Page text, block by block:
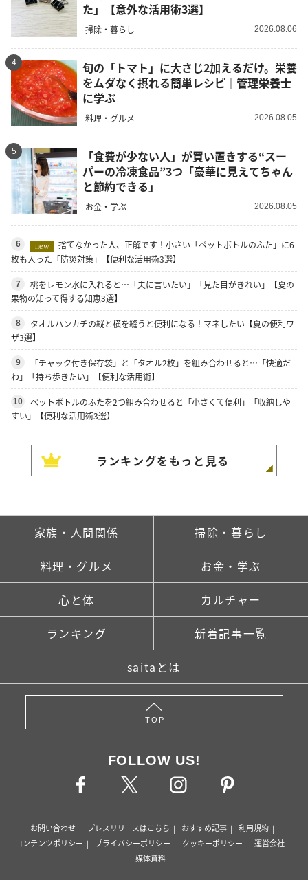
た」【意外な活用術3選】
掃除・暮らし 2026.08.06
4
旬の「トマト」に大さじ2加えるだけ。栄養
をムダなく摂れる簡単レシピ｜管理栄養士
に学ぶ
料理・グルメ 2026.08.05
5
「食費が少ない人」が買い置きする“スー
パーの冷凍食品”3つ「豪華に見えてちゃん
と節約できる」
お金・学ぶ 2026.08.05
6 new
捨てなかった人、正解です！小さい「ペットボトルのふた」に6
枚も入った「防災対策」【便利な活用術3選】
7
桃をレモン水に入れると…「夫に言いたい」「見た目がきれい」【夏の
果物の知って得する知恵3選】
8
タオルハンカチの縦と横を縫うと便利になる！マネしたい【夏の便利ワ
ザ3選】
9
「チャック付き保存袋」と「タオル2枚」を組み合わせると…「快適だ
わ」「持ち歩きたい」【便利な活用術】
10
ペットボトルのふたを2つ組み合わせると「小さくて便利」「収納しや
すい」【便利な活用術3選】
ランキングをもっと見る
家族・人間関係 掃除・暮らし
料理・グルメ お金・学ぶ
心と体 カルチャー
ランキング 新着記事一覧
saitaとは
TOP
FOLLOW US!
お問い合わせ プレスリリースはこちら おすすめ記事
利用規約
コンテンツポリシー
プライバシーポリシー クッキーポリシー
運営会社
媒体資料